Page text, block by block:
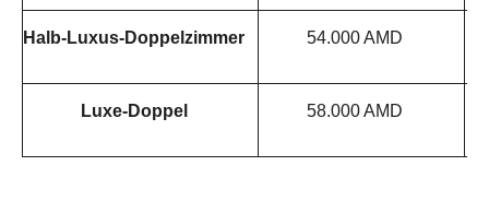
Halb-Luxus-Doppelzimmer 54.000 AMD
Luxe-Doppel 58.000 AMD